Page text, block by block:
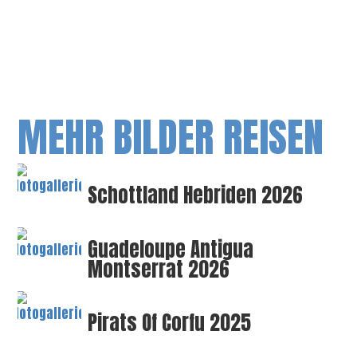
MEHR BILDER REISEN
Schottland Hebriden 2026
Guadeloupe Antigua
Montserrat 2026
Pirats Of Corfu 2025